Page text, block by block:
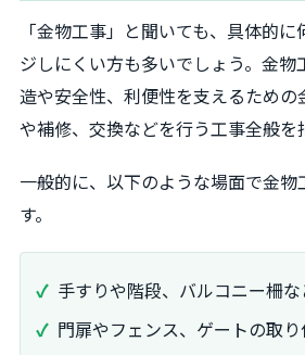
「金物工事」と聞いても、具体的
ジしにくい方も多いでしょう。金
造や安全性、利便性を支えるための
や補修、交換などを行う工事全般を
一般的に、以下のような場面で金物
す。
手すりや階段、バルコニー柵
門扉やフェンス、ゲートの取